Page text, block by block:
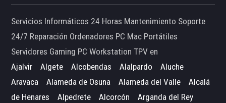
Servicios Informáticos 24 Horas Mantenimiento Soporte
24/7 Reparación Ordenadores PC Mac Portátiles
Servidores Gaming PC Workstation TPV en
Ajalvir
Algete Alcobendas Alalpardo
Aluche
Aravaca
Alameda de Osuna Alameda del Valle
Alcalá
de Henares
Alpedrete Alcorcón
Arganda del Rey